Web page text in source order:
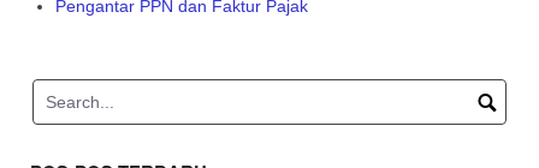
Pengantar PPN dan Faktur Pajak